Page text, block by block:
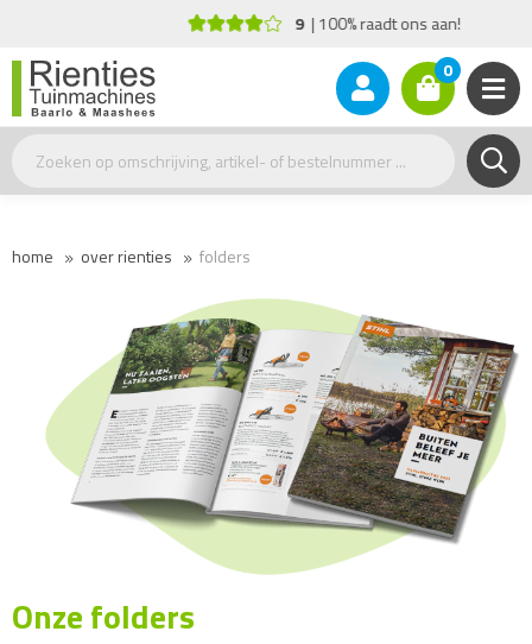
9 100% raadt ons aan!
0
home over rienties folders
Onze folders